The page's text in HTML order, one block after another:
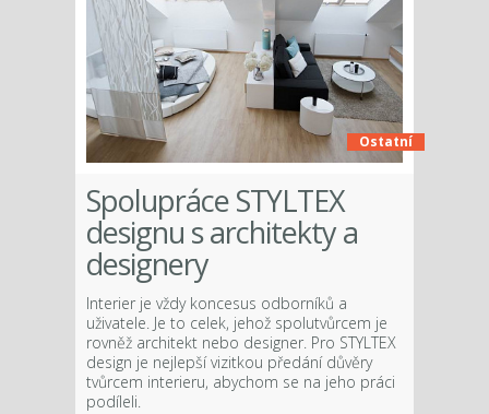
Ostatní
Spolupráce STYLTEX
designu s architekty a
designery
Interier je vždy koncesus odborníků a
uživatele. Je to celek, jehož spolutvůrcem je
rovněž architekt nebo designer. Pro STYLTEX
design je nejlepší vizitkou předání důvěry
tvůrcem interieru, abychom se na jeho práci
podíleli.